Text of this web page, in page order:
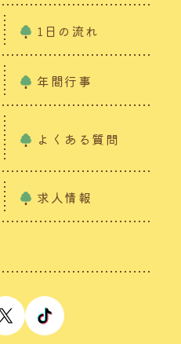
1日の流れ
年間行事
よくある質問
求人情報